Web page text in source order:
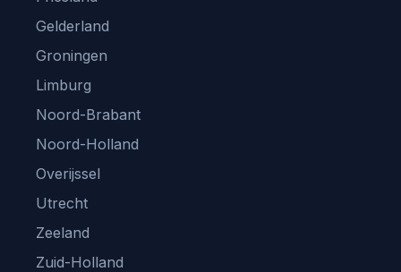
Gelderland
Groningen
Limburg
Noord-Brabant
Noord-Holland
Overijssel
Utrecht
Zeeland
Zuid-Holland